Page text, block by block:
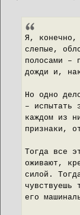
Я, конечно,
слепые,
полосами –
дожди и,
Но одно
– испытать
каждом из
признаки,
Тогда все
оживают,
силой.
его